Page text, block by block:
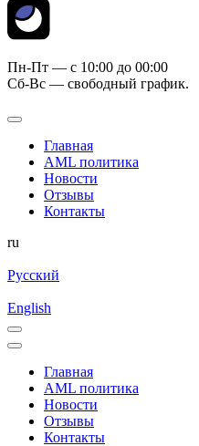
Пн-Пт — c 10:00 до 00:00
Сб-Вс — свободный график.
Главная
AML политика
Новости
Отзывы
Контакты
ru
Русский
English
Главная
AML политика
Новости
Отзывы
Контакты